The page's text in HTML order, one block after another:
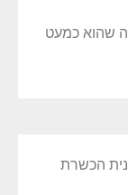
שהוא כמעט
הכשרת